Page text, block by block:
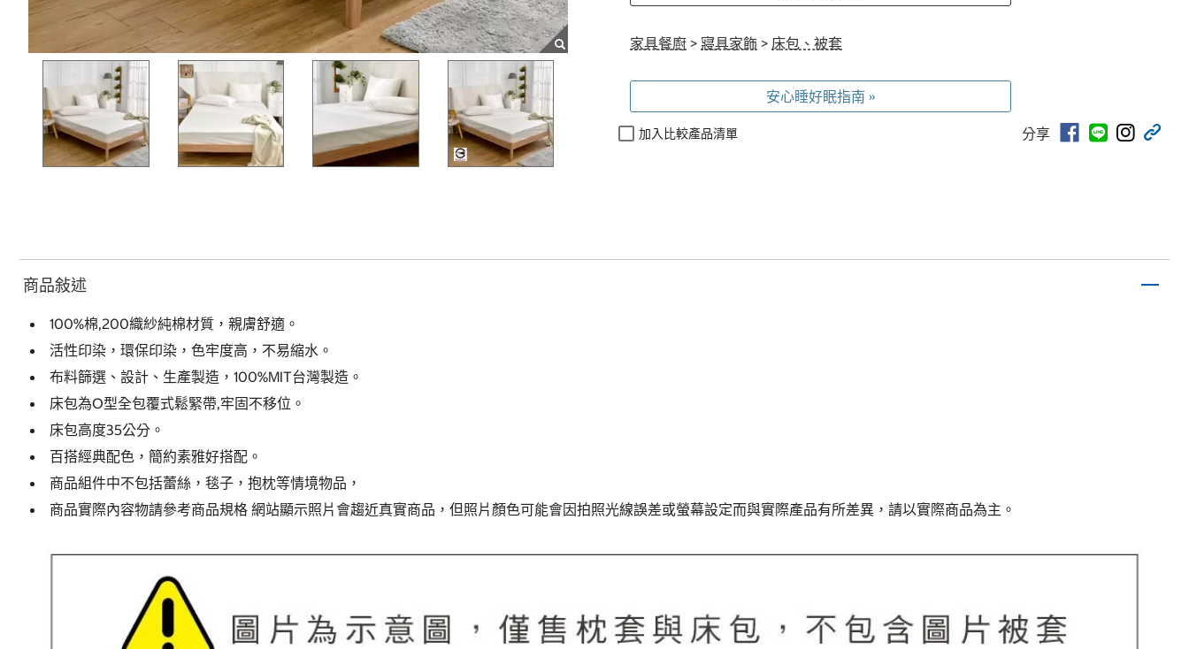
家具餐廚 > 寢具家飾 > 床包、被套
安心睡好眠指南 »
加入比較產品清單 分享
商品敍述
100%棉,200織紗純棉材質，親膚舒適。
活性印染，環保印染，色牢度高，不易縮水。
布料篩選、設計、生產製造，100%MIT台灣製造。
床包為O型全包覆式鬆緊帶,牢固不移位。
床包高度35公分。
百搭經典配色，簡約素雅好搭配。
商品組件中不包括蕾絲，毯子，抱枕等情境物品，
商品實際內容物請參考商品規格 網站顯示照片會趨近真實商品，但照片顏色可能會因拍照光線誤差或螢幕設定而與實際產品有所差異，請以實際商品為主。